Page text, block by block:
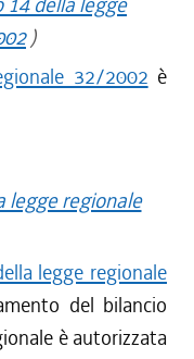
)
32/2002 è
legge regionale
legge regionale
del bilancio
è autorizzata